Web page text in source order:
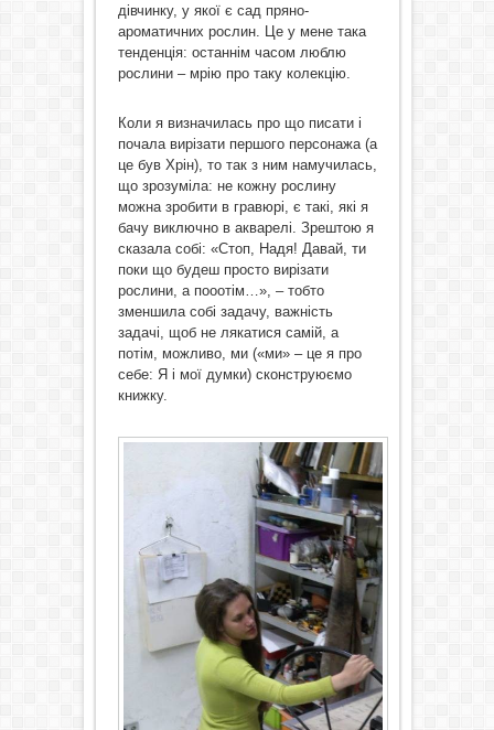
дівчинку, у якої є сад пряно-
ароматичних рослин. Це у мене така
тенденція: останнім часом люблю
рослини – мрію про таку колекцію.
Коли я визначилась про що писати і
почала вирізати першого персонажа (а
це був Хрін), то так з ним намучилась,
що зрозуміла: не кожну рослину
можна зробити в гравюрі, є такі, які я
бачу виключно в акварелі. Зрештою я
сказала собі: «Стоп, Надя! Давай, ти
поки що будеш просто вирізати
рослини, а пооотім…», – тобто
зменшила собі задачу, важність
задачі, щоб не лякатися самій, а
потім, можливо, ми («ми» – це я про
себе: Я і мої думки) сконструюємо
книжку.